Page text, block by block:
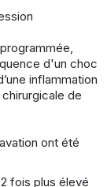
d'un choc
inflammation
de
ont été
fois plus élevé